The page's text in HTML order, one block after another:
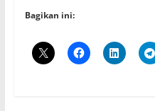
Bagikan ini: